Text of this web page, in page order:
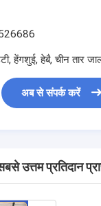
हेंगशुई, हेबै, चीन तार जाल
अब से संपर्क करें
उत्तम प्रतिदान